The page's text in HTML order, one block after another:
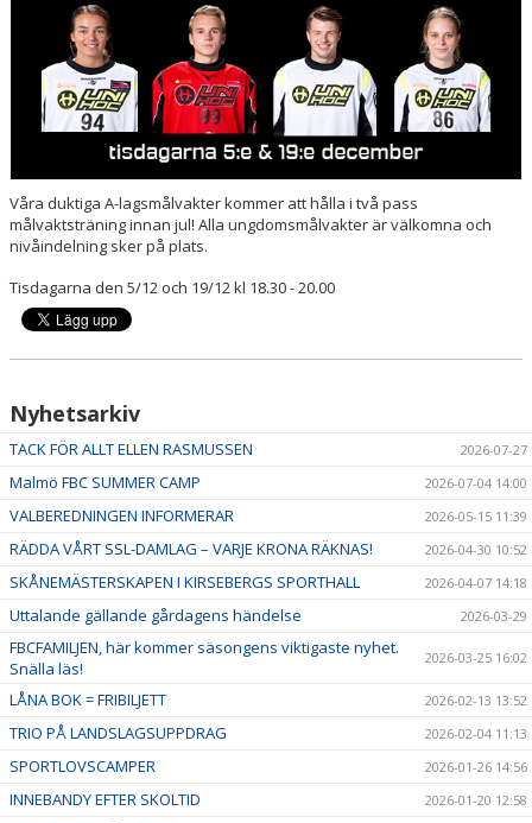
HALL OF FAME
Våra duktiga A-lagsmålvakter kommer att hålla i två pass
målvaktsträning innan jul! Alla ungdomsmålvakter är välkomna och
nivåindelning sker på plats.
Tisdagarna den 5/12 och 19/12 kl 18.30 - 20.00
Nyhetsarkiv
TACK FÖR ALLT ELLEN RASMUSSEN 2026-07-27
Malmö FBC SUMMER CAMP 2026-07-04 14:00
VALBEREDNINGEN INFORMERAR 2026-05-15 11:39
RÄDDA VÅRT SSL-DAMLAG – VARJE KRONA RÄKNAS! 2026-04-30 10:52
SKÅNEMÄSTERSKAPEN I KIRSEBERGS SPORTHALL 2026-04-07 14:18
Uttalande gällande gårdagens händelse 2026-03-29
FBCFAMILJEN, här kommer säsongens viktigaste nyhet.
Snälla läs!
2026-03-25 16:02
LÅNA BOK = FRIBILJETT 2026-02-13 13:52
TRIO PÅ LANDSLAGSUPPDRAG 2026-02-04 11:13
SPORTLOVSCAMPER 2026-01-26 14:56
INNEBANDY EFTER SKOLTID 2026-01-20 12:58